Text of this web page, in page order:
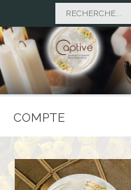
COMPTE